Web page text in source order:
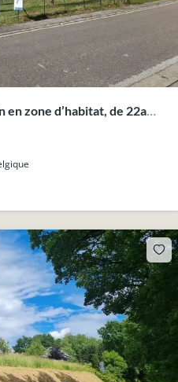
en zone d’habitat, de 22a